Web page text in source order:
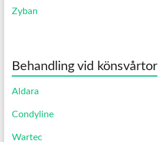
Zyban
Behandling vid könsvårtor
Aldara
Condyline
Wartec